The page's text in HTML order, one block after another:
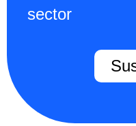
sector